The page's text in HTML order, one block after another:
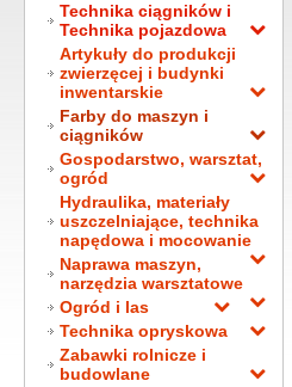
Technika ciągników i
Technika pojazdowa
Artykuły do produkcji
zwierzęcej i budynki
inwentarskie
Farby do maszyn i
ciągników
Gospodarstwo, warsztat,
ogród
Hydraulika, materiały
uszczelniające, technika
napędowa i mocowanie
Naprawa maszyn,
narzędzia warsztatowe
Ogród i las
Technika opryskowa
Zabawki rolnicze i
budowlane